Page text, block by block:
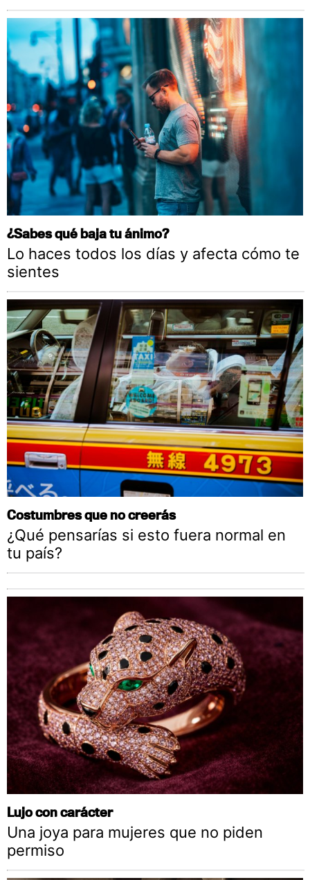
¿Sabes qué baja tu ánimo?
Lo haces todos los días y afecta cómo te
sientes
Costumbres que no creerás
¿Qué pensarías si esto fuera normal en
tu país?
Lujo con carácter
Una joya para mujeres que no piden
permiso